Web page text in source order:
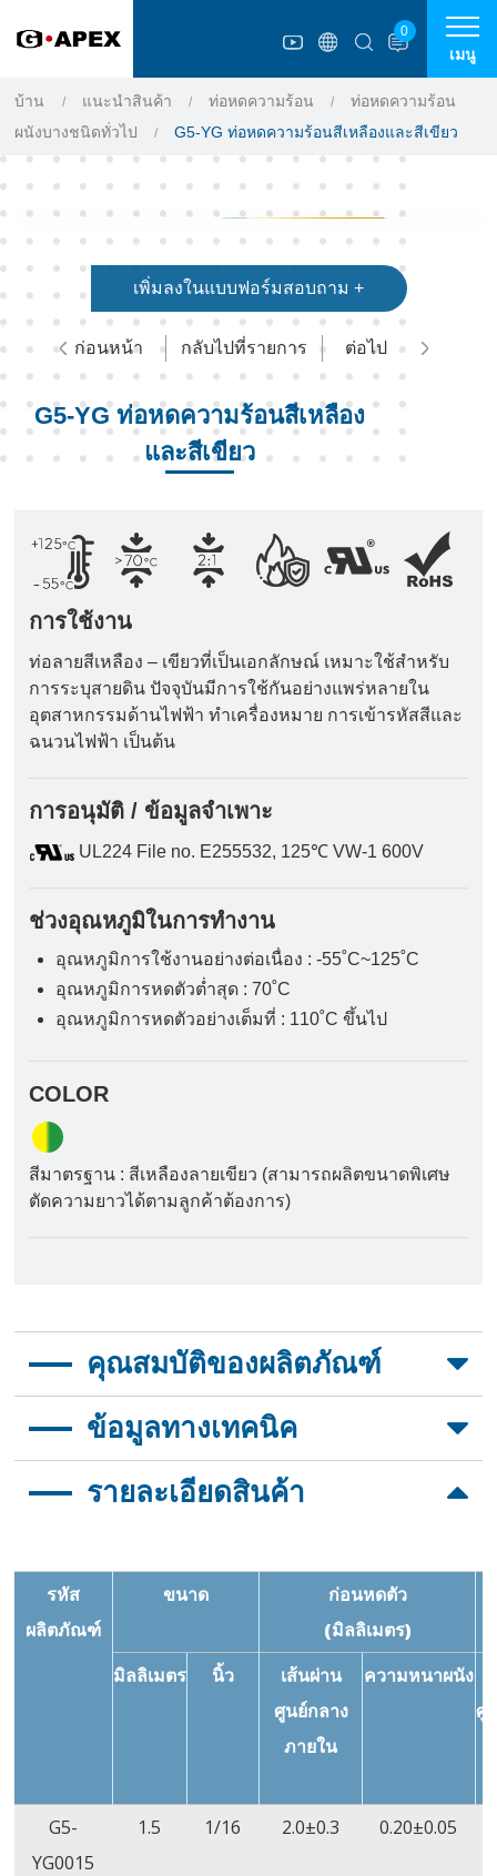
เมนู
0
บ้าน แนะนำสินค้า ท่อหดความร้อน
ท่อหดความร้อน
ผนังบางชนิดทั่วไป
G5-YG ท่อหดความร้อนสีเหลืองและสีเขียว
เพิ่มลงในแบบฟอร์มสอบถาม +
ก่อนหน้า กลับไปที่รายการ ต่อไป
G5-YG ท่อหดความร้อนสีเหลือง
และสีเขียว
การใช้งาน
ท่อลายสีเหลือง – เขียวที่เป็นเอกลักษณ์ เหมาะใช้สำหรับ
การระบุสายดิน ปัจจุบันมีการใช้กันอย่างแพร่หลายใน
อุตสาหกรรมด้านไฟฟ้า ทำเครื่องหมาย การเข้ารหัสสีและ
ฉนวนไฟฟ้า เป็นต้น
การอนุมัติ / ข้อมูลจำเพาะ
UL224 File no. E255532, 125℃ VW-1 600V
ช่วงอุณหภูมิในการทำงาน
อุณหภูมิการใช้งานอย่างต่อเนื่อง : -55˚C~125˚C
อุณหภูมิการหดตัวต่ำสุด : 70˚C
อุณหภูมิการหดตัวอย่างเต็มที่ : 110˚C ขึ้นไป
COLOR
สีมาตรฐาน : สีเหลืองลายเขียว (สามารถผลิตขนาดพิเศษ
ตัดความยาวได้ตามลูกค้าต้องการ)
คุณสมบัติของผลิตภัณฑ์
สองสีสำหรับระบุสายไฟ
สีท่อถาวรใช้สะดวกในการทำเครื่องหมาย
รับรองมาตรฐาน RoHS
ข้อมูลทางเทคนิค
คุณสมบัติ
มาตรฐานข้อ
ค่าก
การเปลี่ยนแปลง
ในระยะยาว
-10%~10%
ASTM
D2671
ความต้านทาน
≥10.3MPa
ASTM
ความต้านทาน
แรงดึงหลังเร่ง
70% ของค่า
ASTM
รายละเอียดสินค้า
รหัส
ผลิตภัณฑ์
ขนาด
ก่อนหดตัว
(มิลลิเมตร)
มิลลิเมตร
นิ้ว
เส้นผ่าน
ศูนย์กลาง
ภายใน
ความหนาผนัง
ศู
G5-
YG0015
1.5 1/16 2.0±0.3 0.20±0.05